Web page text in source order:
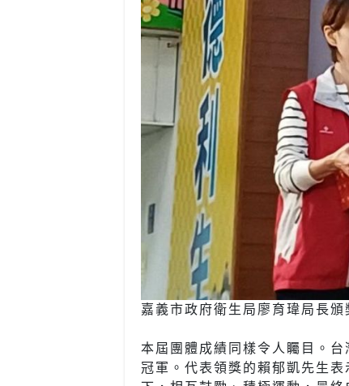
嘉義市政府衛生局廖育瑋局長
本屆團體成績同樣令人矚目。
冠軍。代表領獎的賴郁凱先生